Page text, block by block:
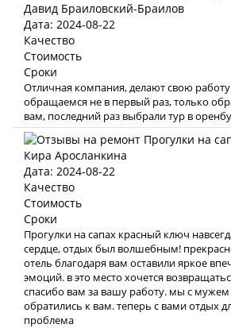
Давид Браиловский-Браилов
Дата: 2024-08-22
Качество
Стоимость
Сроки
Отличная компания, делают свою
обращаемся не в первый раз, только
вам, последний раз выбрали тур в
Кира Аросланкина
Дата: 2024-08-22
Качество
Стоимость
Сроки
Прогулки на сапах красный ключ
сердце, отдых был волшебным!
отель благодаря вам оставили яркое
эмоций. в это место хочется
спасибо вам за вашу работу. мы с
обратились к вам. теперь с вами отдых
проблема